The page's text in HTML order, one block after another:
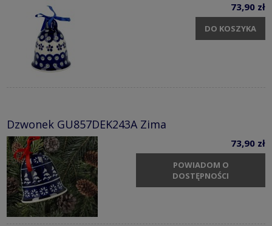
73,90 zł
DO KOSZYKA
Dzwonek GU857DEK243A Zima
73,90 zł
POWIADOM O
DOSTĘPNOŚCI